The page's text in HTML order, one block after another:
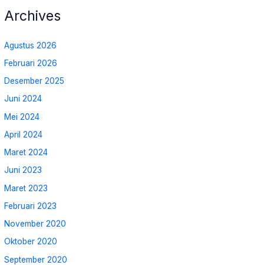
Archives
Agustus 2026
Februari 2026
Desember 2025
Juni 2024
Mei 2024
April 2024
Maret 2024
Juni 2023
Maret 2023
Februari 2023
November 2020
Oktober 2020
September 2020